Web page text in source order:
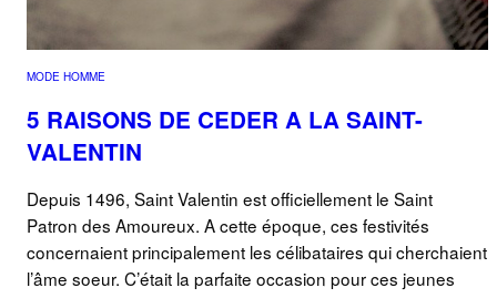
MODE HOMME
5 RAISONS DE CEDER A LA SAINT-
VALENTIN
Depuis 1496, Saint Valentin est officiellement le Saint
Patron des Amoureux. A cette époque, ces festivités
concernaient principalement les célibataires qui cherchaient
l’âme soeur. C’était la parfaite occasion pour ces jeunes